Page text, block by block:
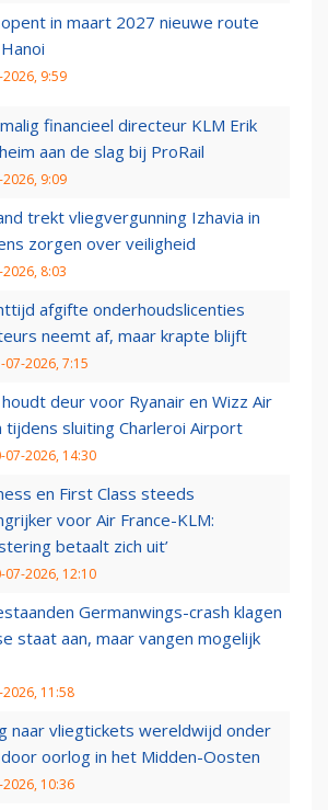
in maart 2027 nieuwe route
9:59
financieel directeur KLM Erik
aan de slag bij ProRail
9:09
trekt vliegvergunning Izhavia in
zorgen over veiligheid
8:03
afgifte onderhoudslicenties
neemt af, maar krapte blijft
07-2026, 7:15
houdt deur voor Ryanair en Wizz Air
tijdens sluiting Charleroi Airport
07-2026, 14:30
en First Class steeds
voor Air France-KLM:
betaalt zich uit’
07-2026, 12:10
Germanwings-crash klagen
staat aan, maar vangen mogelijk
11:58
naar vliegtickets wereldwijd onder
oorlog in het Midden-Oosten
10:36